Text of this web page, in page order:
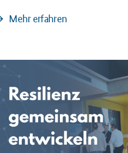
Mehr erfahren